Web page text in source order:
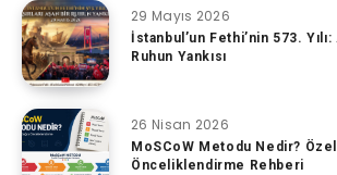
29 Mayıs 2026
İstanbul’un Fethi’nin 573.
Ruhun Yankısı
26 Nisan 2026
MoSCoW Metodu Nedir?
Önceliklendirme Rehberi